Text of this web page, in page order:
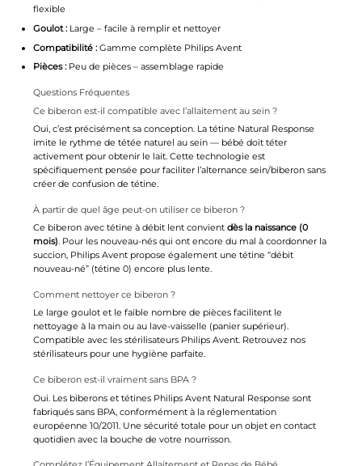
flexible
Goulot :Large – facile à remplir et nettoyer
Compatibilité :Gamme complète Philips Avent
Pièces :Peu de pièces – assemblage rapide
Questions Fréquentes
Ce biberon est-il compatible avec l’allaitement au sein ?
Oui, c’est précisément sa conception. La tétine Natural Response
imite le rythme de tétée naturel au sein — bébé doit téter
activement pour obtenir le lait. Cette technologie est
spécifiquement pensée pour faciliter l’alternance sein/biberon sans
créer de confusion de tétine.
À partir de quel âge peut-on utiliser ce biberon ?
Ce biberon avec tétine à débit lent convient dès la naissance (0
mois). Pour les nouveau-nés qui ont encore du mal à coordonner la
succion, Philips Avent propose également une tétine “débit
nouveau-né” (tétine 0) encore plus lente.
Comment nettoyer ce biberon ?
Le large goulot et le faible nombre de pièces facilitent le
nettoyage à la main ou au lave-vaisselle (panier supérieur).
Compatible avec les stérilisateurs Philips Avent. Retrouvez nos
stérilisateurspour une hygiène parfaite.
Ce biberon est-il vraiment sans BPA ?
Oui. Les biberons et tétines Philips Avent Natural Response sont
fabriqués sans BPA, conformément à la réglementation
européenne 10/2011. Une sécurité totale pour un objet en contact
quotidien avec la bouche de votre nourrisson.